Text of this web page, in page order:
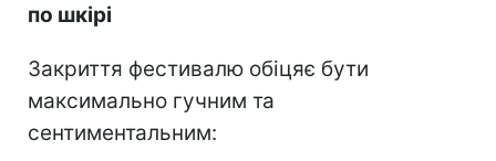
по шкірі
Закриття фестивалю обіцяє бути
максимально гучним та
сентиментальним: